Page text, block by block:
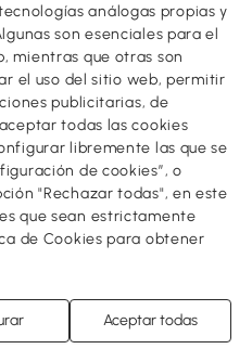
análogas propias y
son esenciales para el
mientras que otras son
el uso del sitio web, permitir
publicitarias, de
todas las cookies
libremente las que se
de cookies”, o
"Rechazar todas", en este
que sean estrictamente
de Cookies para obtener
Aceptar todas